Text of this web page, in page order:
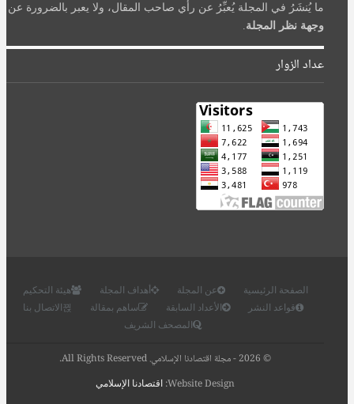
ما يُنشَرُ في المجلة يُعبِّرُ عن رأي صاحب المقال، ولا يعبر بالضرورة عن
وجهة نظر المجلة
عداد الزوار
الصفحة الرئيسية عن المجلة أهداف المجلة
هيئة التحكيم
قواعد النشر
الأعداد السابقة ساهم بمقالة
الاتصال بنا
المصحف الشريف
© 2026 - مجلة اقتصادنا الإسلامي. All Rights Reserved.
Website Design: اقتصادنا الإسلامي